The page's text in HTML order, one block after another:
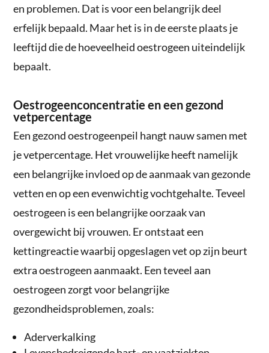
en problemen. Dat is voor een belangrijk deel
erfelijk bepaald. Maar het is in de eerste plaats je
leeftijd die de hoeveelheid oestrogeen uiteindelijk
bepaalt.
Oestrogeenconcentratie en een gezond
vetpercentage
Een gezond oestrogeenpeil hangt nauw samen met
je vetpercentage. Het vrouwelijke heeft namelijk
een belangrijke invloed op de aanmaak van gezonde
vetten en op een evenwichtig vochtgehalte. Teveel
oestrogeen is een belangrijke oorzaak van
overgewicht bij vrouwen. Er ontstaat een
kettingreactie waarbij opgeslagen vet op zijn beurt
extra oestrogeen aanmaakt. Een teveel aan
oestrogeen zorgt voor belangrijke
gezondheidsproblemen, zoals:
Aderverkalking